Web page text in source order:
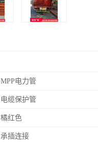
MPP电力管
电缆保护管
橘红色
承插连接